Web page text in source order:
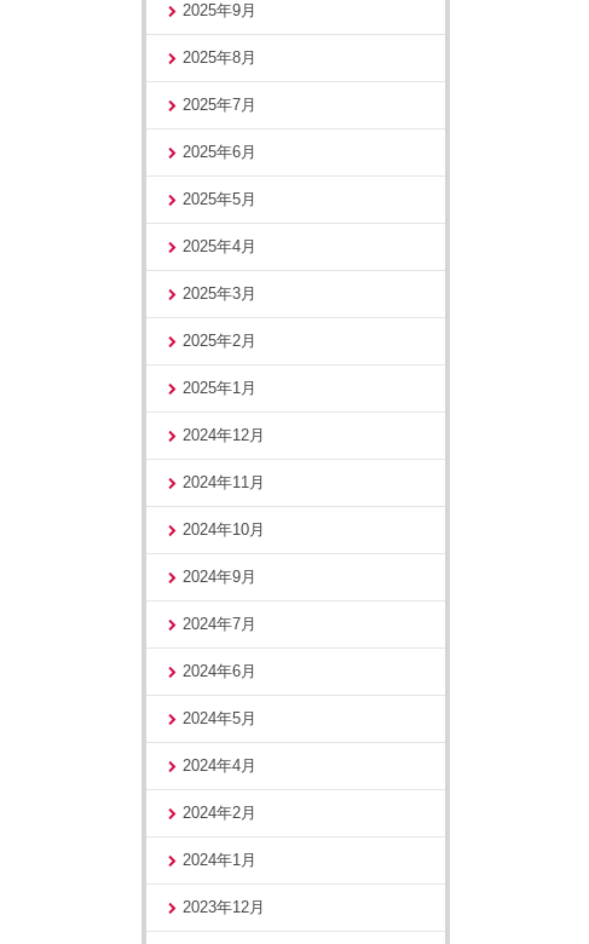
2025年9月
2025年8月
2025年7月
2025年6月
2025年5月
2025年4月
2025年3月
2025年2月
2025年1月
2024年12月
2024年11月
2024年10月
2024年9月
2024年7月
2024年6月
2024年5月
2024年4月
2024年2月
2024年1月
2023年12月